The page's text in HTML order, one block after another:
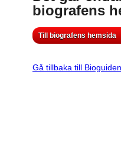
biografens
Till biografens hemsida
Gå tillbaka till Bioguiden